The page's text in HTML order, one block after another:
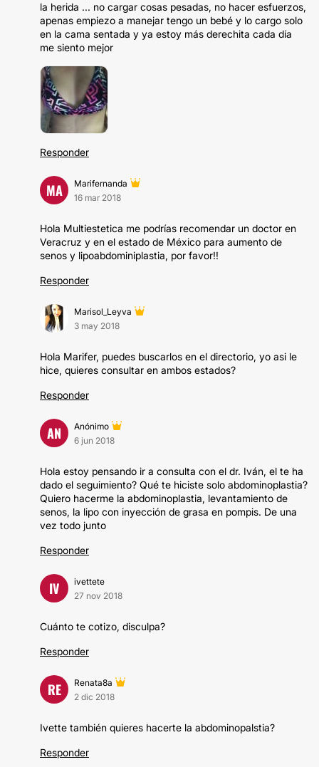
la herida ... no cargar cosas pesadas, no hacer esfuerzos,
apenas empiezo a manejar tengo un bebé y lo cargo solo
en la cama sentada y ya estoy más derechita cada día
me siento mejor
Responder
MA
Marifernanda
16 mar 2018
Hola Multiestetica me podrías recomendar un doctor en
Veracruz y en el estado de México para aumento de
senos y lipoabdominiplastia, por favor!!
Responder
Marisol_Leyva
3 may 2018
Hola Marifer, puedes buscarlos en el directorio, yo asi le
hice, quieres consultar en ambos estados?
Responder
AN
Anónimo
6 jun 2018
Hola estoy pensando ir a consulta con el dr. Iván, el te ha
dado el seguimiento? Qué te hiciste solo abdominoplastia?
Quiero hacerme la abdominoplastia, levantamiento de
senos, la lipo con inyección de grasa en pompis. De una
vez todo junto
Responder
IV
ivettete
27 nov 2018
Cuánto te cotizo, disculpa?
Responder
RE
Renata8a
2 dic 2018
Ivette también quieres hacerte la abdominopalstia?
Responder